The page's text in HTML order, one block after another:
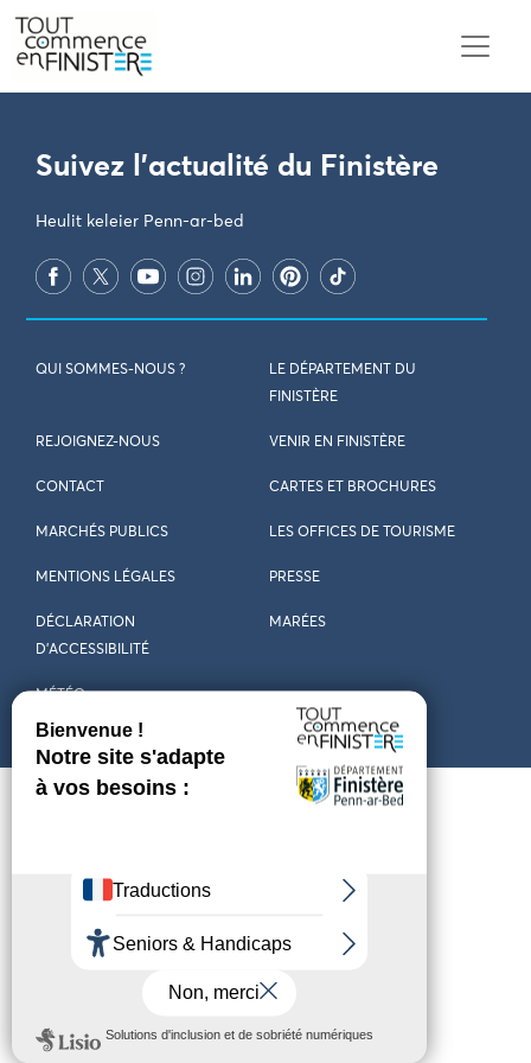
PARAMÈTRES DES COOKIES
Suivez l'actualité du Finistère
Heulit keleier Penn-ar-bed
QUI SOMMES-NOUS ?
LE DÉPARTEMENT DU
FINISTÈRE
REJOIGNEZ-NOUS VENIR EN FINISTÈRE
CONTACT CARTES ET BROCHURES
MARCHÉS PUBLICS LES OFFICES DE TOURISME
MENTIONS LÉGALES PRESSE
DÉCLARATION
D’ACCESSIBILITÉ
MARÉES
MÉTÉO